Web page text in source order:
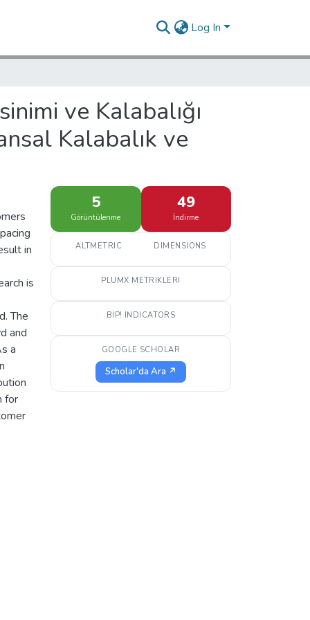
Log In
ve Kalabalığı
Kalabalık ve
in
is
The
and
a
for
5
Görüntülenme
49
İndirme
ALTMETRIC DIMENSIONS
PLUMX METRIKLERI
BIP! INDICATORS
GOOGLE SCHOLAR
Scholar'da Ara ↗